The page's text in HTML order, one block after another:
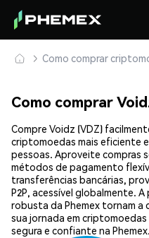
Como comprar
Como comprar
Compre Voidz (VDZ)
criptomoedas mais eficiente
pessoas. Aproveite compras
métodos de pagamento
transferências bancárias,
P2P, acessível globalmente.
robusta da Phemex tornam a
sua jornada em
segura e confiante na Phemex.